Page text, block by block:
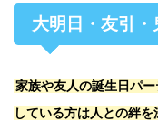
大明日・友引
家族や友人の誕生日パ
している方は人との絆